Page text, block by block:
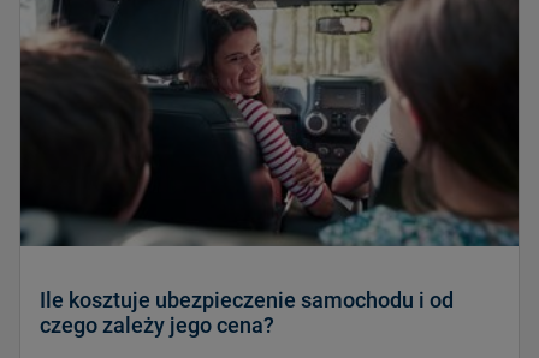
Ile kosztuje ubezpieczenie samochodu i od
czego zależy jego cena?